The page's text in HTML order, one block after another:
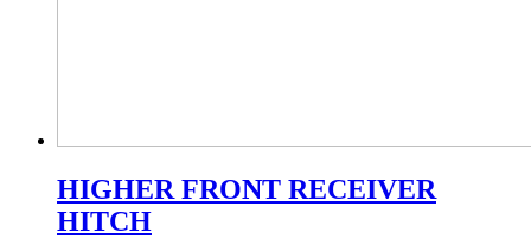
HIGHER FRONT RECEIVER
HITCH